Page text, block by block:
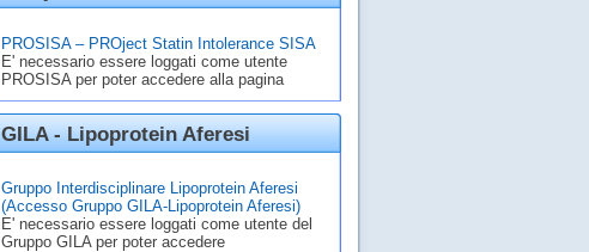
PROSISA – PROject Statin Intolerance SISA
E' necessario essere loggati come utente
PROSISA per poter accedere alla pagina
GILA - Lipoprotein Aferesi
Gruppo Interdisciplinare Lipoprotein Aferesi
(Accesso Gruppo GILA-Lipoprotein Aferesi)
E' necessario essere loggati come utente del
Gruppo GILA per poter accedere